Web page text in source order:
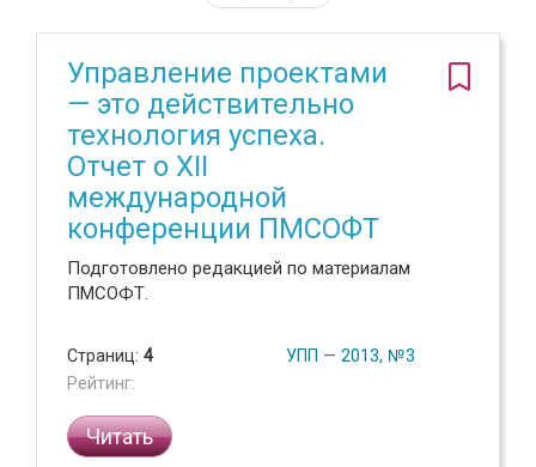
Управление проектами
— это действительно
технология успеха.
Отчет о XII
международной
конференции ПМСОФТ
Подготовлено редакцией по материалам
ПМСОФТ.
Страниц: 4
Рейтинг:
УПП — 2013, №3
Читать